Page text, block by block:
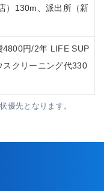
）130m、派出所（新
円/2年 LIFE SUP
スクリーニング代330
優先となります。